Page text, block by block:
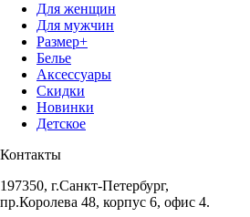
Для женщин
Для мужчин
Размер+
Белье
Аксессуары
Скидки
Новинки
Детское
Контакты
197350, г.Санкт-Петербург,
пр.Королева 48, корпус 6, офис 4.